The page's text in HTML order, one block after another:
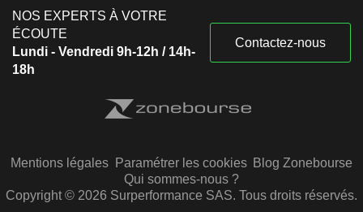
NOS EXPERTS À VOTRE
ÉCOUTE
Lundi - Vendredi 9h-12h / 14h-
18h
Contactez-nous
Mentions légales Paramétrer les cookies Blog Zonebourse
Qui sommes-nous ?
Copyright © 2026 Surperformance SAS. Tous droits réservés.